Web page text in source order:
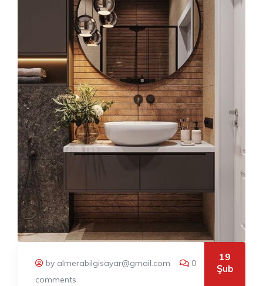
by almerabilgisayar@gmail.com
0
comments
19
Şub